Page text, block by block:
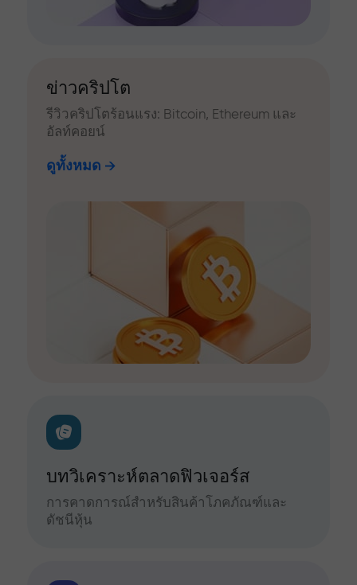
ข่าวคริปโต
รีวิวคริปโตร้อนแรง: Bitcoin, Ethereum และ
อัลท์คอยน์
ดูทั้งหมด
บทวิเคราะห์ตลาดฟิวเจอร์ส
การคาดการณ์สำหรับสินค้าโภคภัณฑ์และ
ดัชนีหุ้น